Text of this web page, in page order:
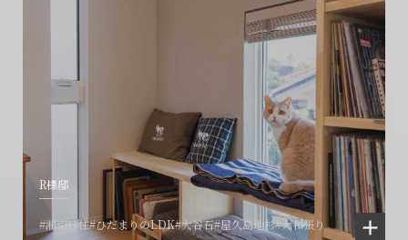
R様邸
#湘南移住#ひだまりのLDK#大谷石#屋久島地杉#大和張り